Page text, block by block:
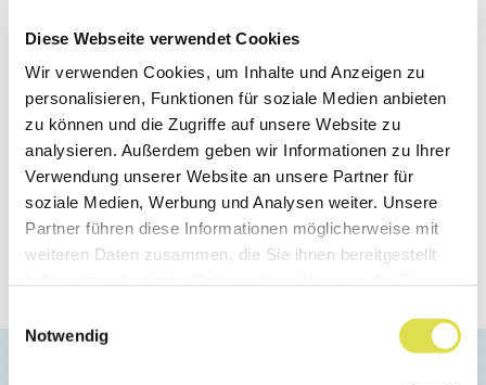
Diese Webseite verwendet Cookies
Wir verwenden Cookies, um Inhalte und Anzeigen zu
personalisieren, Funktionen für soziale Medien anbieten
zu können und die Zugriffe auf unsere Website zu
analysieren. Außerdem geben wir Informationen zu Ihrer
Verwendung unserer Website an unsere Partner für
soziale Medien, Werbung und Analysen weiter. Unsere
Partner führen diese Informationen möglicherweise mit
weiteren Daten zusammen, die Sie ihnen bereitgestellt
Notwendig
Créé: 20.04.2013
Ce contenu provient du site internet gene-
abc.ch, une initiative du Fonds national suisse
de la recherche scientifique (FNS). Ce site
internet a été fermé. La gestion et la mise à jour
de ses contenus a été confiée en 2016 à la
Fondation SimplyScience, qui les a intégrés à sa
plateforme SimplyScience.ch.